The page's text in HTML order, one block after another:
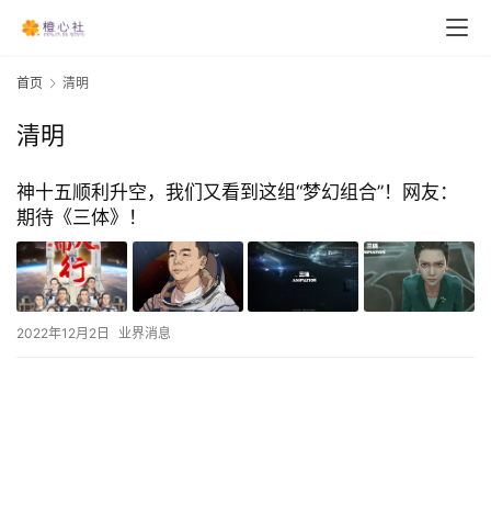
首页 清明
清明
神十五顺利升空，我们又看到这组“梦幻组合”！网友：
期待《三体》！
2022年12月2日 业界消息